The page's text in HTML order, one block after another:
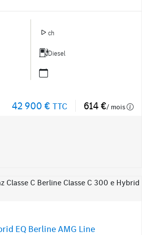
ch
Diesel
42 900 € TTC 614 €/ mois
EQ Berline AMG Line